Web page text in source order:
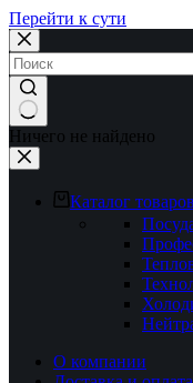
Перейти к сути
Ничего не найдено
Каталог товаров
О компании